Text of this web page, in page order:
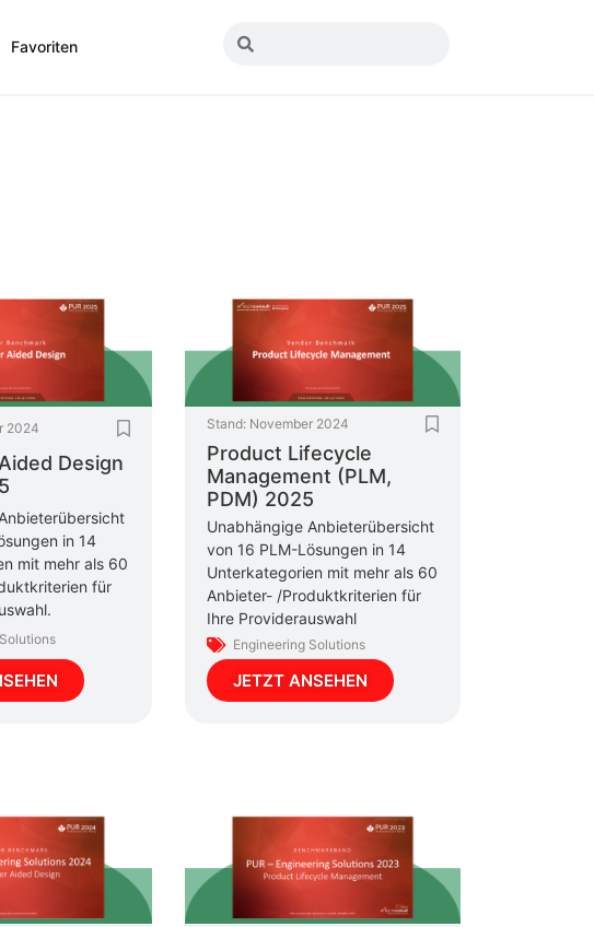
Favoriten
2024
Design
in 14
mit mehr als 60
für
Stand: November 2024
Product Lifecycle
Management (PLM,
PDM) 2025
Unabhängige Anbieterübersicht
von 16 PLM-Lösungen in 14
Unterkategorien mit mehr als 60
Anbieter- /Produktkriterien für
Ihre Providerauswahl
Engineering Solutions
JETZT ANSEHEN